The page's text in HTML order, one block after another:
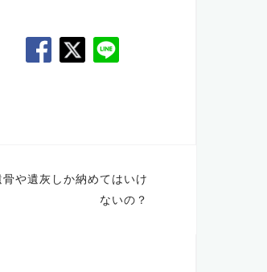
や遺灰しか納めてはいけ
ないの？